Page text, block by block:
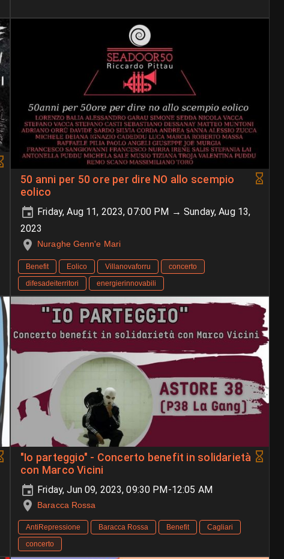
50 anni per 50 ore per dire NO allo scempio
eolico
Friday, Aug 11, 2023, 07:00 PM → Sunday, Aug 13,
2023
Nuraghe Genn'e Mari
Benefit Eolico Villanovaforru
concerto
difesadeiterritori
energierinnovabili
"Io parteggio" - Concerto benefit in solidarietà
con Marco Vicini
Friday, Jun 09, 2023, 09:30 PM-12:05 AM
Baracca Rossa
AntiRepressione Baracca Rossa Benefit
Cagliari
concerto